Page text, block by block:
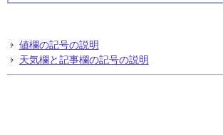
値欄の記号の説明
天気欄と記事欄の記号の説明